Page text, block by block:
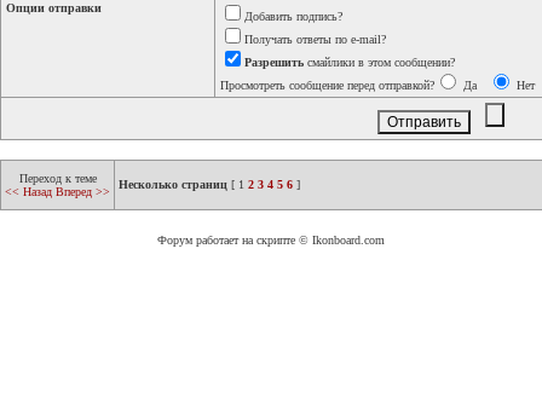
Опции отправки
Добавить подпись?
Получать ответы по e-mail?
Разрешить смайлики в этом сообщении?
Просмотреть сообщение перед отправкой?
Да Нет
Переход к теме
<< Назад Вперед >>
Несколько страниц [ 1 2 3 4 5 6 ]
Форум работает на скрипте © Ikonboard.com